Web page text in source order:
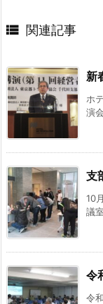
 関連記事
新
ホ
演
支
10
議
令
令